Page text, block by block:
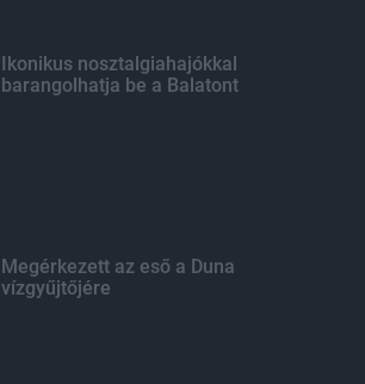
Ikonikus nosztalgiahajókkal
barangolhatja be a Balatont
Megérkezett az eső a Duna
vízgyűjtőjére